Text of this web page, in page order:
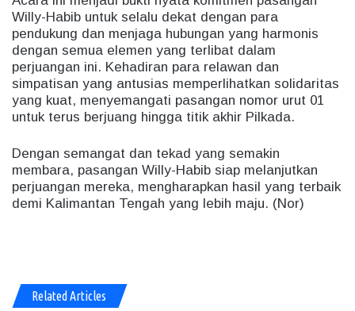
Willy-Habib untuk selalu dekat dengan para
pendukung dan menjaga hubungan yang harmonis
dengan semua elemen yang terlibat dalam
perjuangan ini. Kehadiran para relawan dan
simpatisan yang antusias memperlihatkan solidaritas
yang kuat, menyemangati pasangan nomor urut 01
untuk terus berjuang hingga titik akhir Pilkada.
Dengan semangat dan tekad yang semakin
membara, pasangan Willy-Habib siap melanjutkan
perjuangan mereka, mengharapkan hasil yang terbaik
demi Kalimantan Tengah yang lebih maju. (Nor)
Related Articles